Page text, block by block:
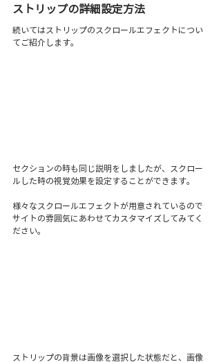
ストリップの詳細設定方法
続いてはストリップのスクロールエフェクトについ
てご紹介します。
セクションの時も同じ説明をしましたが、スクロー
ルした時の視覚効果を設定することができます。
様々なスクロールエフェクトが用意されているので
サイトの雰囲気にあわせてカスタマイズしてみてく
ださい。
ストリップの背景は画像を選択した状態だと、画像